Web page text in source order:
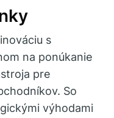
s
na ponúkanie
pre
So
výhodami